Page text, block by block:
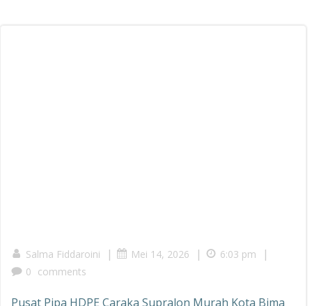
Salma Fiddaroini | Mei 14, 2026 | 6:03 pm |
0 comments
Pusat Pipa HDPE Caraka Supralon Murah Kota Bima